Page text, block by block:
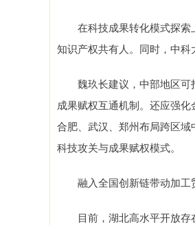
在科技成果转化模式探索上
知识产权共有人。同时，中科
魏玖长建议，中部地区可
成果赋权互通机制。还应强
合肥、武汉、郑州布局跨区
科技攻关与成果赋权模式。
融入全国创新链带动加工
目前，湖北高水平开放存